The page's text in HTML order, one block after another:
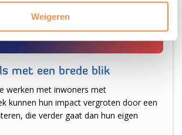
Weigeren
met een brede blik
werken met inwoners met
kunnen hun impact vergroten door een
die verder gaat dan hun eigen